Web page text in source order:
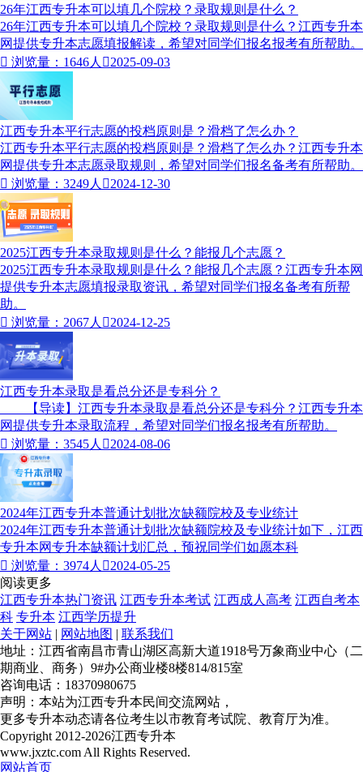
26年江西专升本可以填几个院校？录取规则是什么？
26年江西专升本可以填几个院校？录取规则是什么？江西专升本
网提供专升本志愿填报解读，希望对同学们报名报考有所帮助。
 浏览量：1646人 2025-09-03
江西专升本平行志愿的投档原则是？滑档了怎么办？
江西专升本平行志愿的投档原则是？滑档了怎么办？江西专升本
网提供专升本志愿录取规则，希望对同学们报名备考有所帮助。
 浏览量：3249人 2024-12-30
2025江西专升本录取规则是什么？能报几个志愿？
2025江西专升本录取规则是什么？能报几个志愿？江西专升本网
提供专升本志愿填报录取资讯，希望对同学们报名备考有所帮
助。
 浏览量：2067人 2024-12-25
江西专升本录取是看总分还是专科分？
【导读】江西专升本录取是看总分还是专科分？江西专升本
网提供专升本录取流程，希望对同学们报名报考有所帮助。
 浏览量：3545人 2024-08-06
2024年江西专升本普通计划批次缺额院校及专业统计
2024年江西专升本普通计划批次缺额院校及专业统计如下，江西
专升本网专升本缺额计划汇总，预祝同学们如愿本科
 浏览量：3974人 2024-05-25
阅读更多
江西专升本热门资讯 江西专升本考试 江西成人高考 江西自考本
科 专升本 江西学历提升
关于网站 | 网站地图 | 联系我们
地址：江西省南昌市青山湖区高新大道1918号万象商业中心（二
期商业、商务）9#办公商业楼8楼814/815室
咨询电话：18370980675
声明：本站为江西专升本民间交流网站，
更多专升本动态请各位考生以市教育考试院、教育厅为准。
Copyright 2012-2026江西专升本
www.jxztc.com All Rights Reserved.
网站首页